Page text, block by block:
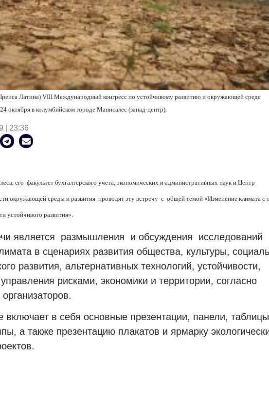
Латина) VIII Международный конгресс по устойчивому развитию и окружающей среде
24 октября в колумбийском городе Манисалес (запад-центр).
| 23:36
его факультет бухгалтерского учета, экономических и административных наук и Центр
окружающей среды и развития проводят эту встречу с общей темой «Изменение климата с
устойчивого развития».
является размышления и обсуждения
исследований
в сценариях развития общества, культуры,
развития, альтернативных технологий, устойчивости,
рисками, экономики и территории, согласно
включает в себя основные презентации, панели,
а также презентацию плакатов и ярмарку